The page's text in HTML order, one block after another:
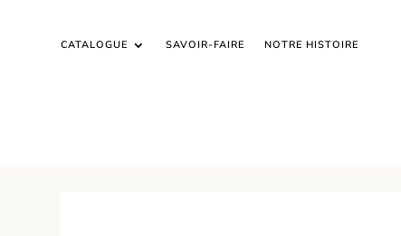
CATALOGUE SAVOIR-FAIRE NOTRE HISTOIRE